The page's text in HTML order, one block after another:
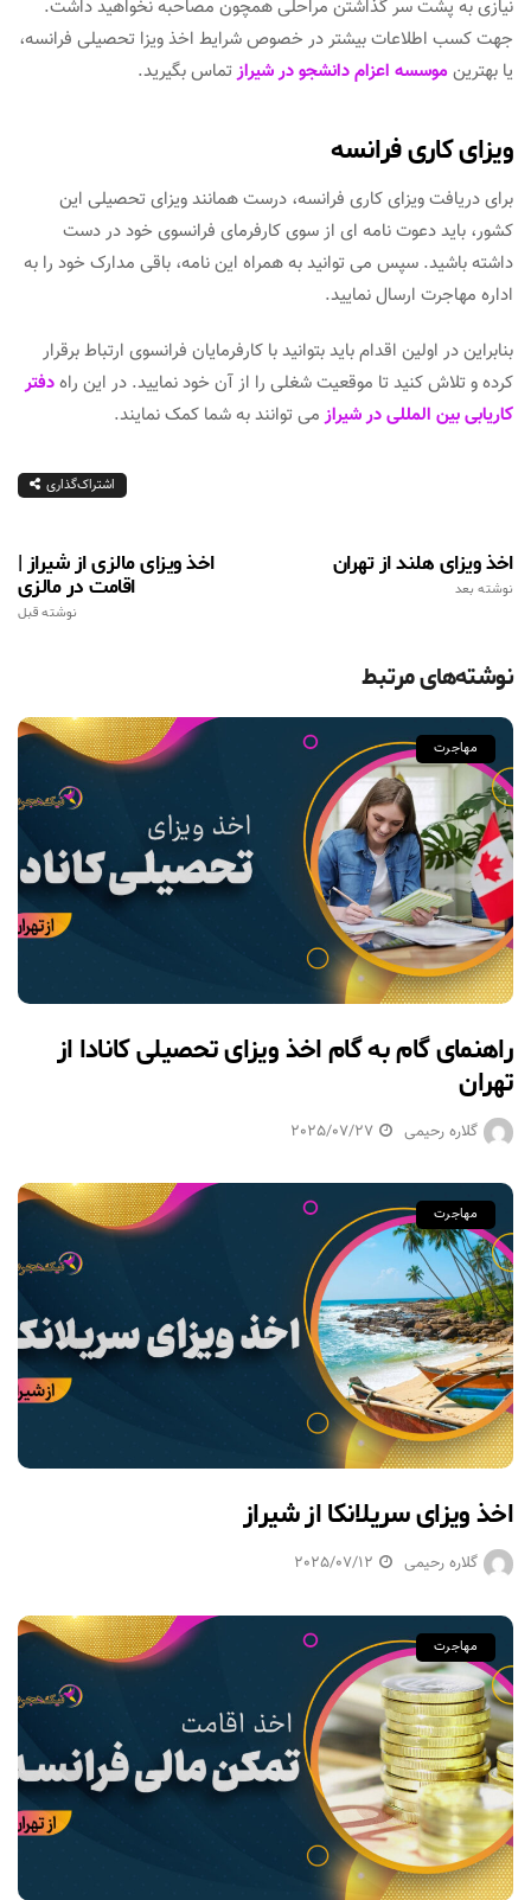
نیازی به پشت سر گذاشتن مراحلی همچون مصاحبه نخواهید داشت.
جهت کسب اطلاعات بیشتر در خصوص شرایط اخذ ویزا تحصیلی فرانسه،
یا بهترینموسسه اعزام دانشجو در شیرازتماس بگیرید.
ویزای کاری فرانسه
برای دریافت ویزای کاری فرانسه، درست همانند ویزای تحصیلی این
کشور، باید دعوت نامه ای از سوی کارفرمای فرانسوی خود در دست
داشته باشید. سپس می توانید به همراه این نامه، باقی مدارک خود را به
اداره مهاجرت ارسال نمایید.
بنابراین در اولین اقدام باید بتوانید با کارفرمایان فرانسوی ارتباط برقرار
کرده و تلاش کنید تا موقعیت شغلی را از آن خود نمایید. در این راهدفتر
کاریابی بین المللی در شیرازمی توانند به شما کمک نمایند.
اشتراک‌گذاری
اخذ ویزای مالزی از شیراز |
اقامت در مالزی
نوشته قبل
اخذ ویزای هلند از تهران
نوشته بعد
نوشته‌های مرتبط
مهاجرت
راهنمای گام به گام اخذ ویزای تحصیلی کانادا از
تهران
گلاره رحیمی 2025/07/27
مهاجرت
اخذ ویزای سریلانکا از شیراز
گلاره رحیمی 2025/07/12
مهاجرت